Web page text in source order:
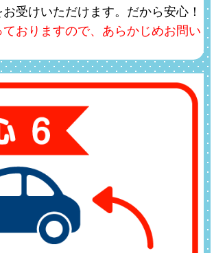
受けいただけます。だから安心！
ておりますので、あらかじめお問い